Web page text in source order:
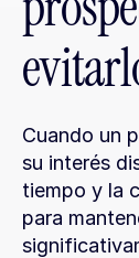
Cuando un
su interés
tiempo y la
para